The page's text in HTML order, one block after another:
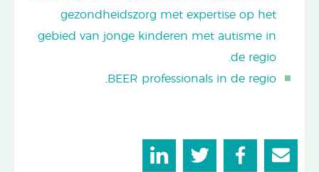
gezondheidszorg met expertise op het
gebied van jonge kinderen met autisme in
de regio.
BEER professionals in de regio